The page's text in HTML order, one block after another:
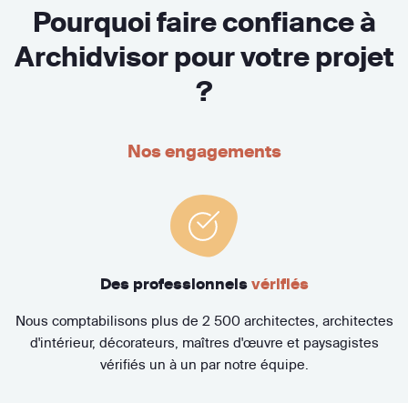
Pourquoi faire confiance à
Archidvisor pour votre projet
?
Nos engagements
Des professionnels vérifiés
Nous comptabilisons plus de 2 500 architectes, architectes
d'intérieur, décorateurs, maîtres d'œuvre et paysagistes
vérifiés un à un par notre équipe.